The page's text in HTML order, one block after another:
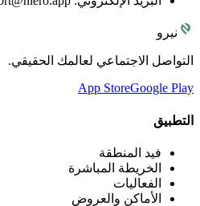
نيرو
التواصل الاجتماعي لعالمك الحقيقي.
App StoreGoogle Play
التطبيق
فيد المنطقة
الخريطة المباشرة
الفعاليات
الأماكن والعروض